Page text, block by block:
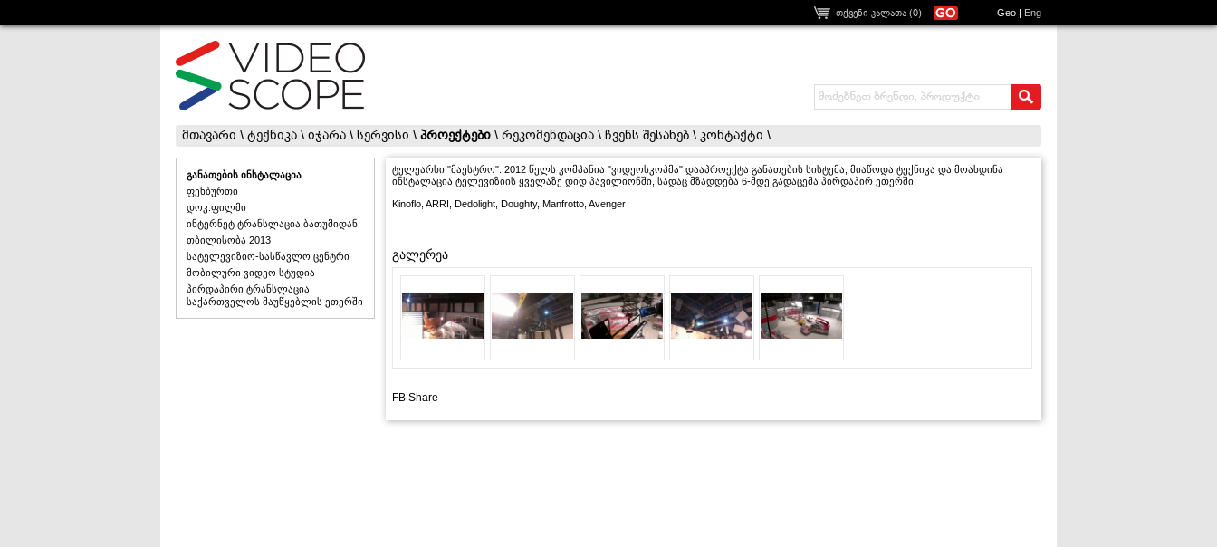
თქვენი კალათა (0) Geo | Eng
მთავარი \ ტექნიკა \ იჯარა \ სერვისი \ პროექტები \ რეკომენდაცია \ ჩვენს შესახებ \ კონტაქტი \
განათების ინსტალაცია
ფეხბურთი
დოკ.ფილმი
ინტერნეტ ტრანსლაცია ბათუმიდან
თბილისობა 2013
სატელევიზიო-სასწავლო ცენტრი
მობილური ვიდეო სტუდია
პირდაპირი ტრანსლაცია
საქართველოს მაუწყებლის ეთერში
ტელეარხი "მაესტრო". 2012 წელს კომპანია "ვიდეოსკოპმა" დააპროექტა განათების სისტემა, მიაწოდა ტექნიკა და მოახდინა
ინსტალაცია ტელევიზიის ყველაზე დიდ პავილიონში, სადაც მზადდება 6-მდე გადაცემა პირდაპირ ეთერში.
Kinoflo, ARRI, Dedolight, Doughty, Manfrotto, Avenger
გალერეა
FB Share